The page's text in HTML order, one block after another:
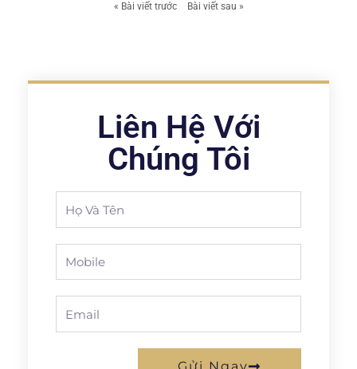
« Bài viết trước
Bài viết sau »
Liên Hệ Với
Chúng Tôi
Name